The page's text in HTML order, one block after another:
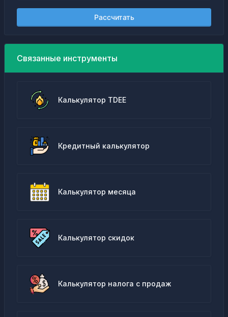
Рассчитать
Связанные инструменты
Калькулятор TDEE
Кредитный калькулятор
Калькулятор месяца
Калькулятор скидок
Калькулятор налога с продаж